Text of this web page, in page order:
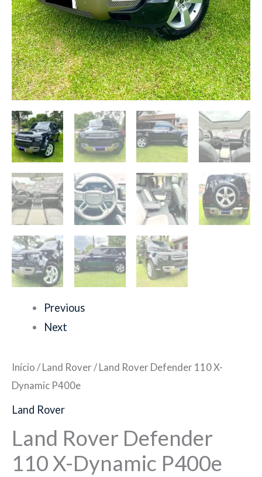
Previous
Next
Início/Land Rover/ Land Rover Defender 110 X-
Dynamic P400e
Land Rover
Land Rover Defender
110 X-Dynamic P400e